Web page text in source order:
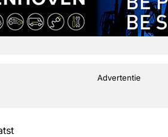
Advertentie